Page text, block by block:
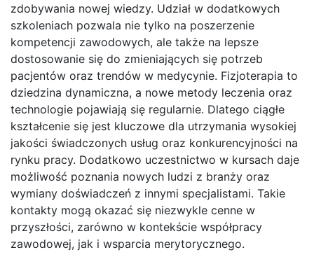
zdobywania nowej wiedzy. Udział w dodatkowych
szkoleniach pozwala nie tylko na poszerzenie
kompetencji zawodowych, ale także na lepsze
dostosowanie się do zmieniających się potrzeb
pacjentów oraz trendów w medycynie. Fizjoterapia to
dziedzina dynamiczna, a nowe metody leczenia oraz
technologie pojawiają się regularnie. Dlatego ciągłe
kształcenie się jest kluczowe dla utrzymania wysokiej
jakości świadczonych usług oraz konkurencyjności na
rynku pracy. Dodatkowo uczestnictwo w kursach daje
możliwość poznania nowych ludzi z branży oraz
wymiany doświadczeń z innymi specjalistami. Takie
kontakty mogą okazać się niezwykle cenne w
przyszłości, zarówno w kontekście współpracy
zawodowej, jak i wsparcia merytorycznego.